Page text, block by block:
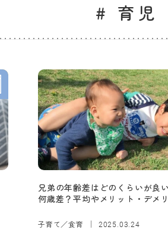
# 育児
兄弟の年齢差はどのくらいが良
何歳差？平均やメリット・デメ
子育て／食育 2025.03.24